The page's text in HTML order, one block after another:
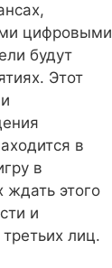
цифровыми
будут
Этот
в
в
ждать этого
и
лиц.